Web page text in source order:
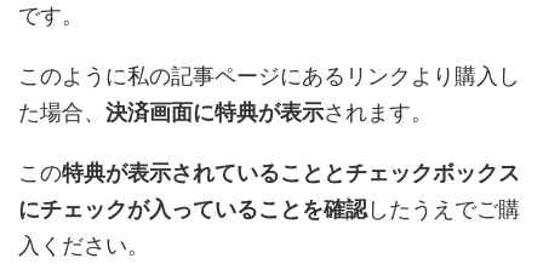
です。
このように私の記事ページにあるリンクより購入し
た場合、 決済画面に特典が表示されます。
この特典が表示されていることとチェックボックス
にチェックが入っていることを確認したうえでご購
入ください。